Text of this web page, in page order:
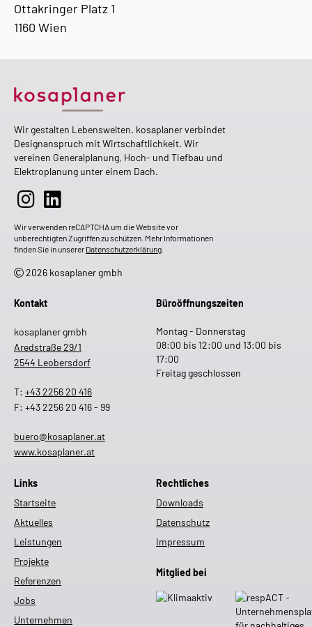
Ottakringer Platz 1
1160 Wien
Wir gestalten Lebenswelten. kosaplaner verbindet
Designanspruch mit Wirtschaftlichkeit. Wir
vereinen Generalplanung, Hoch- und Tiefbau und
Elektroplanung unter einem Dach.
Wir verwenden reCAPTCHA um die Website vor
unberechtigten Zugriffen zu schützen. Mehr Informationen
finden Sie in unserer Datenschutzerklärung
2026 kosaplaner gmbh
Kontakt
kosaplaner gmbh
Aredstraße 29/1
2544 Leobersdorf
T: +43 2256 20 416
F: +43 2256 20 416 - 99
buero@kosaplaner.at
www.kosaplaner.at
Büroöffnungszeiten
Montag - Donnerstag
08:00 bis 12:00 und 13:00 bis
17:00
Freitag geschlossen
Links
Startseite
Aktuelles
Leistungen
Projekte
Referenzen
Jobs
Unternehmen
Rechtliches
Downloads
Datenschutz
Impressum
Mitglied bei